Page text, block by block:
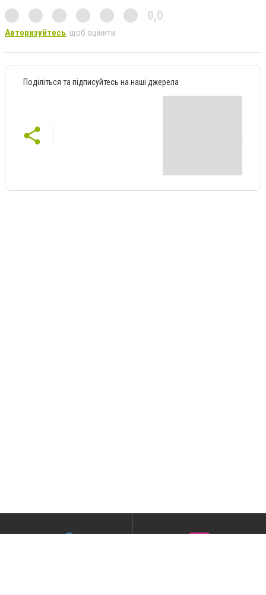
0,0
Авторизуйтесь, щоб оцінити
Поділіться та підписуйтесь на наші джерела